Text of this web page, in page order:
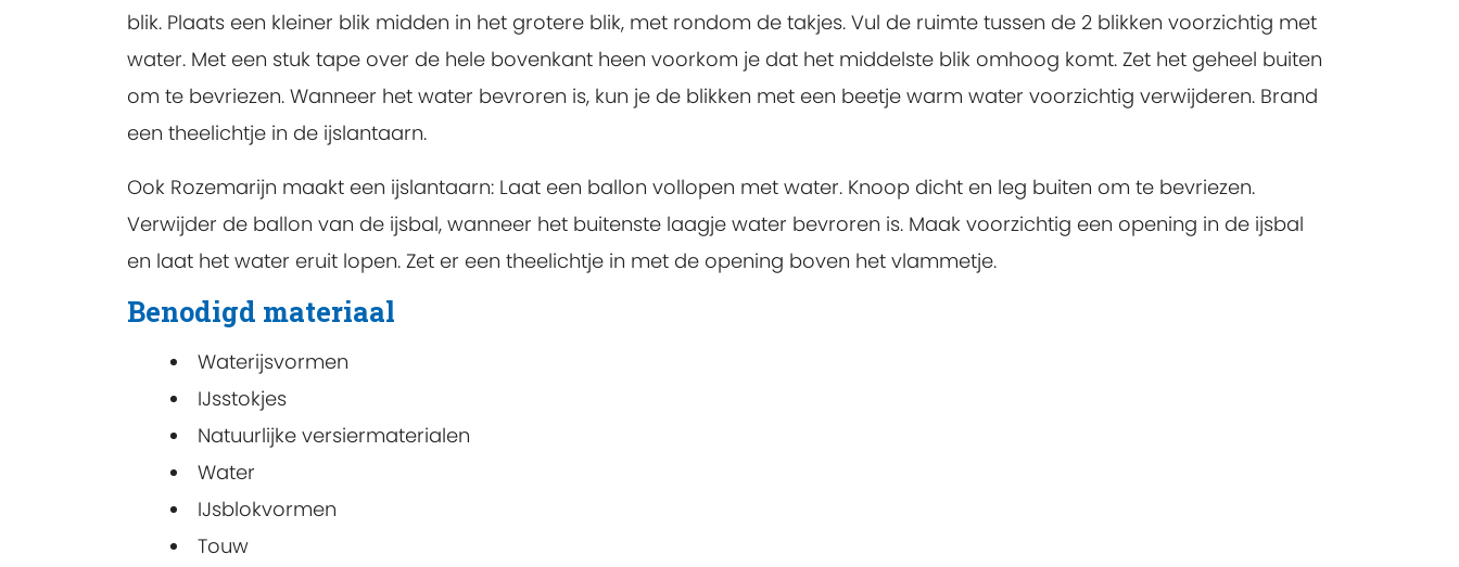
blik. Plaats een kleiner blik midden in het grotere blik, met rondom de takjes. Vul de ruimte tussen de 2 blikken voorzichtig met
water. Met een stuk tape over de hele bovenkant heen voorkom je dat het middelste blik omhoog komt. Zet het geheel buiten
om te bevriezen. Wanneer het water bevroren is, kun je de blikken met een beetje warm water voorzichtig verwijderen. Brand
een theelichtje in de ijslantaarn.
Ook Rozemarijn maakt een ijslantaarn: Laat een ballon vollopen met water. Knoop dicht en leg buiten om te bevriezen.
Verwijder de ballon van de ijsbal, wanneer het buitenste laagje water bevroren is. Maak voorzichtig een opening in de ijsbal
en laat het water eruit lopen. Zet er een theelichtje in met de opening boven het vlammetje.
Benodigd materiaal
Waterijsvormen
IJsstokjes
Natuurlijke versiermaterialen
Water
IJsblokvormen
Touw